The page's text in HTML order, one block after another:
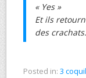
« Yes »
Et ils
des crachats.
Posted in: 3